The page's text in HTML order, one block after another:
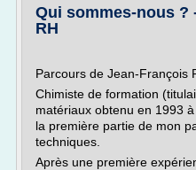
Qui sommes-nous ?
RH
Parcours de Jean-François
Chimiste de formation
matériaux obtenu en 1993
la première partie de mon
techniques.
Après une première